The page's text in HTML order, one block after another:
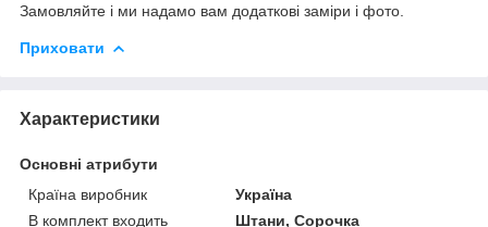
Замовляйте і ми надамо вам додаткові заміри і фото.
Приховати
Характеристики
Основні атрибути
Країна виробник
Україна
В комплект входить
Штани, Сорочка